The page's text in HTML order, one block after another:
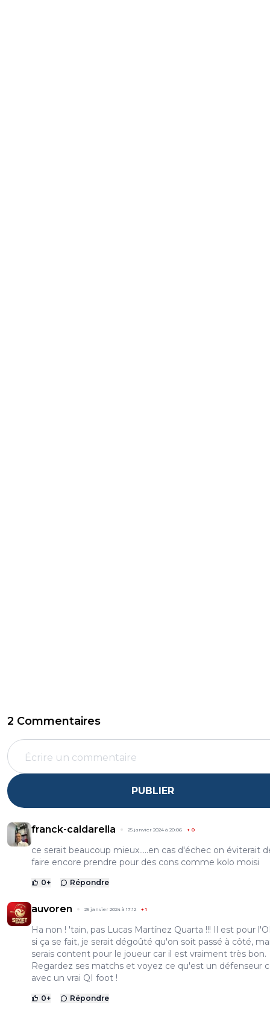
2 Commentaires
PUBLIER
franck-caldarella 25 janvier 2024 à 20:06 + 0
ce serait beaucoup mieux.....en cas d'échec on éviterait
faire encore prendre pour des cons comme kolo moisi
0+ Répondre
auvoren 25 janvier 2024 à 17:12 +1
Ha non ! 'tain, pas Lucas Martínez Quarta !!! Il est pour
si ça se fait, je serait dégoûté qu'on soit passé à côté,
serais content pour le joueur car il est vraiment très bon.
Regardez ses matchs et voyez ce qu'est un défenseur
avec un vrai QI foot !
0+ Répondre